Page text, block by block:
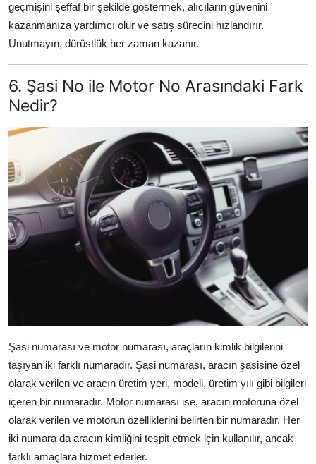
geçmişini şeffaf bir şekilde göstermek, alıcıların güvenini
kazanmanıza yardımcı olur ve satış sürecini hızlandırır.
Unutmayın, dürüstlük her zaman kazanır.
6. Şasi No ile Motor No Arasındaki Fark
Nedir?
Şasi numarası ve motor numarası, araçların kimlik bilgilerini
taşıyan iki farklı numaradır. Şasi numarası, aracın şasisine özel
olarak verilen ve aracın üretim yeri, modeli, üretim yılı gibi bilgileri
içeren bir numaradır. Motor numarası ise, aracın motoruna özel
olarak verilen ve motorun özelliklerini belirten bir numaradır. Her
iki numara da aracın kimliğini tespit etmek için kullanılır, ancak
farklı amaçlara hizmet ederler.